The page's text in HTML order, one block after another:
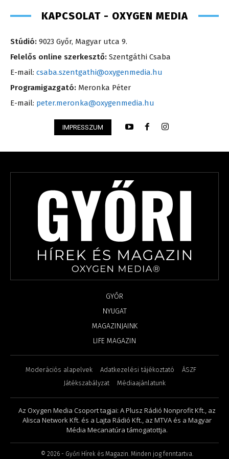
KAPCSOLAT - OXYGEN MEDIA
Stúdió: 9023 Győr, Magyar utca 9.
Felelős online szerkesztő: Szentgáthi Csaba
E-mail: csaba.szentgathi@oxygenmedia.hu
Programigazgató: Meronka Péter
E-mail: peter.meronka@oxygenmedia.hu
IMPRESSZUM
GYŐR
NYUGAT
MAGAZINJAINK
LIFE MAGAZIN
Moderációs alapelvek Adatkezelési tájékoztató
ÁSZF
Játékszabályzat
Médiaajánlatunk
Az Oxygen Media Csoport tagjai: A Plusz Rádió Nonprofit Kft., az
Alisca Network Kft. és a Lajta Rádió Kft., az MTVA és a Magyar
Média Mecanatúra támogatottja.
© 2026 - Győri Hírek és Magazin. Minden jog fenntartva.